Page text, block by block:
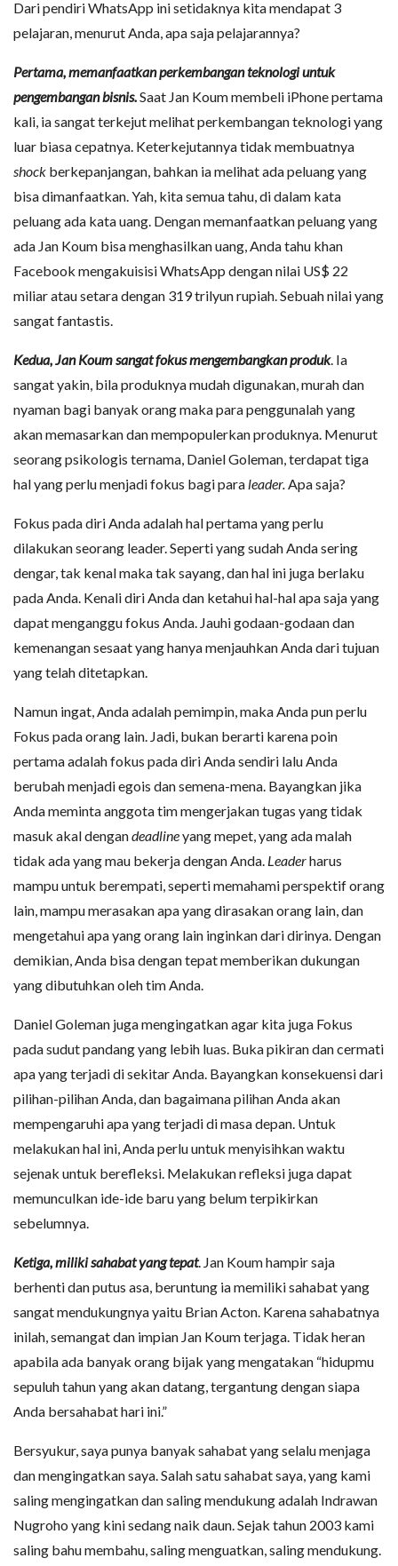
Dari pendiri WhatsApp ini setidaknya kita mendapat 3
pelajaran, menurut Anda, apa saja pelajarannya?
Pertama, memanfaatkan perkembangan teknologi untuk
pengembangan bisnis.Saat Jan Koum membeli iPhone pertama
kali, ia sangat terkejut melihat perkembangan teknologi yang
luar biasa cepatnya. Keterkejutannya tidak membuatnya
shock berkepanjangan, bahkan ia melihat ada peluang yang
bisa dimanfaatkan. Yah, kita semua tahu, di dalam kata
peluang ada kata uang. Dengan memanfaatkan peluang yang
ada Jan Koum bisa menghasilkan uang, Anda tahu khan
Facebook mengakuisisi WhatsApp dengan nilai US$ 22
miliar atau setara dengan 319 trilyun rupiah. Sebuah nilai yang
sangat fantastis.
Kedua, Jan Koum sangat fokus mengembangkan produk. Ia
sangat yakin, bila produknya mudah digunakan, murah dan
nyaman bagi banyak orang maka para penggunalah yang
akan memasarkan dan mempopulerkan produknya. Menurut
seorang psikologis ternama, Daniel Goleman, terdapat tiga
hal yang perlu menjadi fokus bagi para leader. Apa saja?
Fokus pada diri Anda adalah hal pertama yang perlu
dilakukan seorang leader. Seperti yang sudah Anda sering
dengar, tak kenal maka tak sayang, dan hal ini juga berlaku
pada Anda. Kenali diri Anda dan ketahui hal-hal apa saja yang
dapat menganggu fokus Anda. Jauhi godaan-godaan dan
kemenangan sesaat yang hanya menjauhkan Anda dari tujuan
yang telah ditetapkan.
Namun ingat, Anda adalah pemimpin, maka Anda pun perlu
Fokus pada orang lain. Jadi, bukan berarti karena poin
pertama adalah fokus pada diri Anda sendiri lalu Anda
berubah menjadi egois dan semena-mena. Bayangkan jika
Anda meminta anggota tim mengerjakan tugas yang tidak
masuk akal dengandeadlineyang mepet, yang ada malah
tidak ada yang mau bekerja dengan Anda. Leaderharus
mampu untuk berempati, seperti memahami perspektif orang
lain, mampu merasakan apa yang dirasakan orang lain, dan
mengetahui apa yang orang lain inginkan dari dirinya. Dengan
demikian, Anda bisa dengan tepat memberikan dukungan
yang dibutuhkan oleh tim Anda.
Daniel Goleman juga mengingatkan agar kita juga Fokus
pada sudut pandang yang lebih luas. Buka pikiran dan cermati
apa yang terjadi di sekitar Anda. Bayangkan konsekuensi dari
pilihan-pilihan Anda, dan bagaimana pilihan Anda akan
mempengaruhi apa yang terjadi di masa depan. Untuk
melakukan hal ini, Anda perlu untuk menyisihkan waktu
sejenak untuk berefleksi. Melakukan refleksi juga dapat
memunculkan ide-ide baru yang belum terpikirkan
sebelumnya.
Ketiga, miliki sahabat yang tepat. Jan Koum hampir saja
berhenti dan putus asa, beruntung ia memiliki sahabat yang
sangat mendukungnya yaitu Brian Acton. Karena sahabatnya
inilah, semangat dan impian Jan Koum terjaga. Tidak heran
apabila ada banyak orang bijak yang mengatakan “hidupmu
sepuluh tahun yang akan datang, tergantung dengan siapa
Anda bersahabat hari ini.”
Bersyukur, saya punya banyak sahabat yang selalu menjaga
dan mengingatkan saya. Salah satu sahabat saya, yang kami
saling mengingatkan dan saling mendukung adalah Indrawan
Nugroho yang kini sedang naik daun. Sejak tahun 2003 kami
saling bahu membahu, saling menguatkan, saling mendukung.